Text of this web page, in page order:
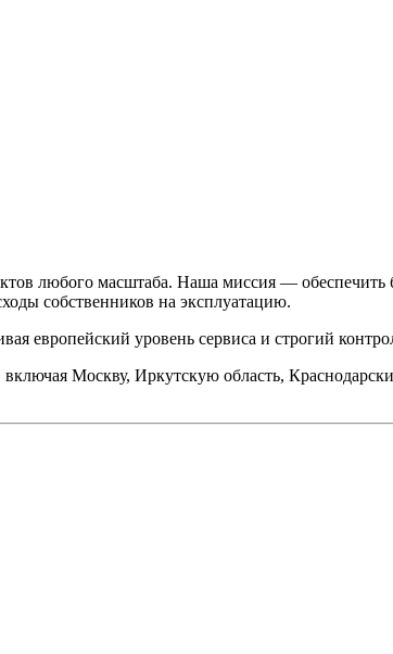
любого масштаба. Наша миссия — обеспечить
собственников на эксплуатацию.
европейский уровень сервиса и строгий
Москву, Иркутскую область,